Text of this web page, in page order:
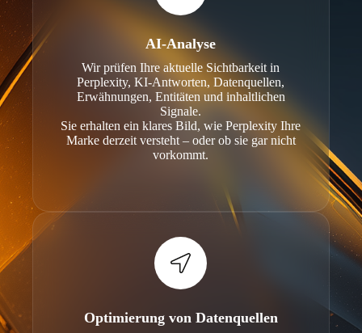
AI-Analyse
Wir prüfen Ihre aktuelle Sichtbarkeit in
Perplexity, KI-Antworten, Datenquellen,
Erwähnungen, Entitäten und inhaltlichen
Signale.
Sie erhalten ein klares Bild, wie Perplexity Ihre
Marke derzeit versteht – oder ob sie gar nicht
vorkommt.
Optimierung von Datenquellen